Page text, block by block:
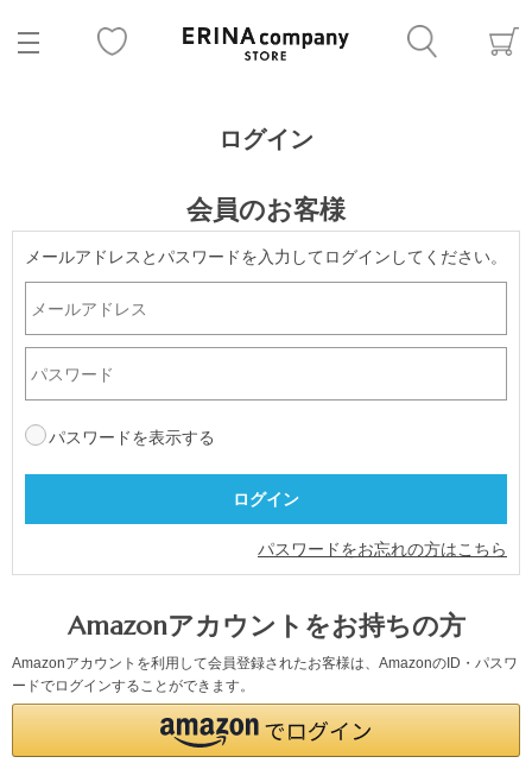
ログイン
会員のお客様
メールアドレスとパスワードを入力してログインしてください。
パスワードを表示する
パスワードをお忘れの方はこちら
Amazonアカウントをお持ちの方
Amazonアカウントを利用して会員登録されたお客様は、AmazonのID・パスワ
ードでログインすることができます。